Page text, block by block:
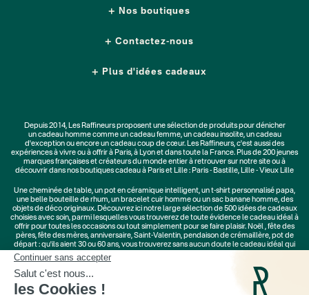
Nos boutiques
Contactez-nous
Plus d'idées cadeaux
Depuis 2014, Les Raffineurs proposent une sélection de produits pour dénicher
uncadeau hommecomme un cadeau femme, uncadeau insolite, uncadeau
d'exceptionou encore un cadeau coup de cœur. Les Raffineurs, c'est aussi des
expériences à vivreou à offrir à Paris, à Lyon et dans toute la France. Plus de200 jeunes
marquesfrançaises et créateurs du monde entier à retrouver sur notre site ou à
découvrir dans nos boutiques cadeau à Paris et Lille : Paris - Bastille, Lille - Vieux Lille
Unecheminée de table, unpot en céramique intelligent, unt-shirt personnalisé papa,
une belle bouteille de rhum, un bracelet cuir hommeou unsac banane homme, des
objets de déco originaux. Découvrez ici notre large sélection de500 idées de cadeaux
choisies avec soin, parmi lesquelles vous trouverez de toute évidence le cadeau idéal à
offrir pour toutes les occasions ou tout simplement pour se faire plaisir. Noël,fête des
pères,fête des mères,anniversaire,Saint-Valentin,pendaison de crémaillère, pot de
départ : qu'ils aient 30 ou 60 ans, vous trouverez sans aucun doute le cadeau idéal qui
Cadeaux Saint-Valentin Cadeaux Fête des Mères
Cadeaux Fête des Pères
Cadeaux Fête des Grands-Pères Cadeaux Secret Santa